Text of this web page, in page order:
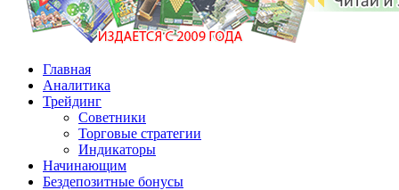
Главная
Аналитика
Трейдинг
Советники
Торговые стратегии
Индикаторы
Начинающим
Бездепозитные бонусы